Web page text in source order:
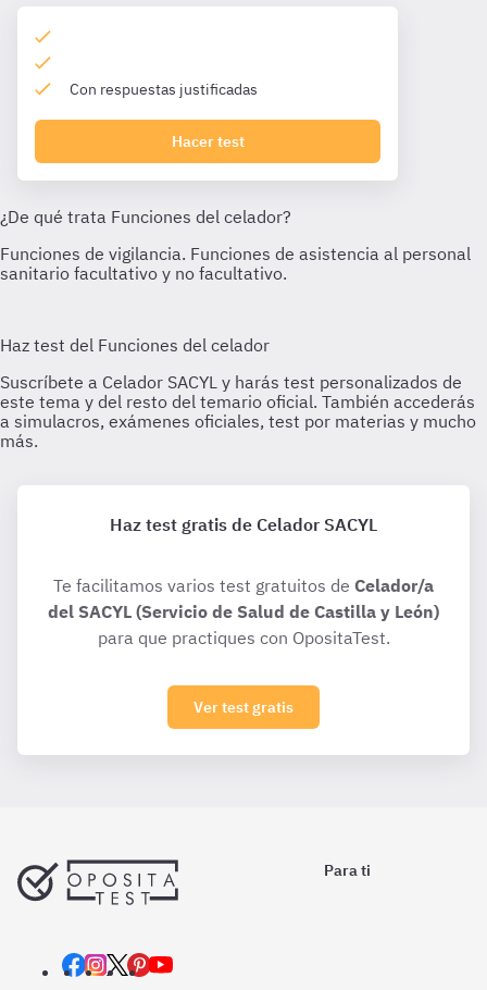
Con respuestas justificadas
Hacer test
Haz test gratis de Celador SACYL
Te facilitamos varios test gratuitos de Celador/a
del SACYL (Servicio de Salud de Castilla y León)
para que practiques con OpositaTest.
Ver test gratis
Para ti